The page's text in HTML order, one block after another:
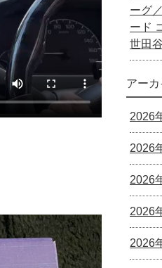
ーグ
ード
世田
アー
2026
2026
2026
2026
2026